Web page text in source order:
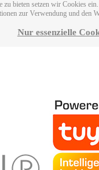
zu bieten setzen wir Cookies
zur Verwendung und den
Nur essenzielle